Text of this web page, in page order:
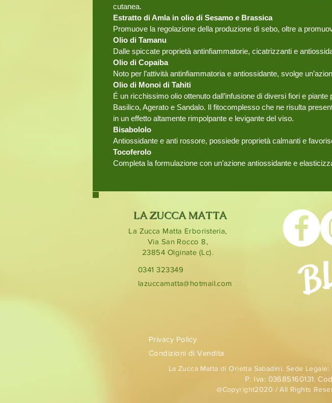
cutanea.
Estratto di Amla in olio di Sesamo e Brassica
Promuove la regolazione della produzione di sebo, oltre a
Olio di Tamanu
Dalle spiccate proprietà antinfiammatorie, cicatrizzanti e
Olio di Copaiba
Noto per l’attività antinfiammatoria e antiossidante, svolge
Olio di Monoi di Tahiti
É un ricchissimo olio ottenuto dall’infusione di diversi fiori e
Basilico, Agerato e Sandalo. Il fitocomplesso che ne risulta
in un effetto altamente rimpolpante e levigante del viso.
Bisabololo
Antiossidante e anti rossore, possiede proprietà calmanti e
Tocoferolo
Completa la formulazione con un’azione antiossidante e
LA ZUCCA MATTA
La Zucca Matta Erboristeria,
Via San Rocco 8,
23854 Olginate (Lc).
0341 323349
lazuccamatta@hotmail.com
Privacy Policy
Condizioni di Vendita
La Zucca Matta di Orietta Sabadini. Sede
P. Iva: 03685160131.
@Copyright2020 / All Rights